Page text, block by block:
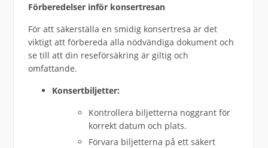
Förberedelser inför konsertresan
För att säkerställa en smidig konsertresa är det
viktigt att förbereda alla nödvändiga dokument och
se till att din reseförsäkring är giltig och
omfattande.
Konsertbiljetter:
Kontrollera biljetterna noggrant för
korrekt datum och plats.
Förvara biljetterna på ett säkert